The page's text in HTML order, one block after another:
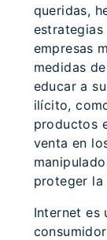
queridas,
empresas
medidas
educar a
ilícito,
productos
venta en
proteger la
Internet es